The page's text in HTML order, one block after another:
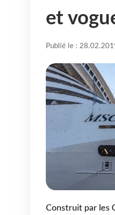
et
Publié le :
Construit par les